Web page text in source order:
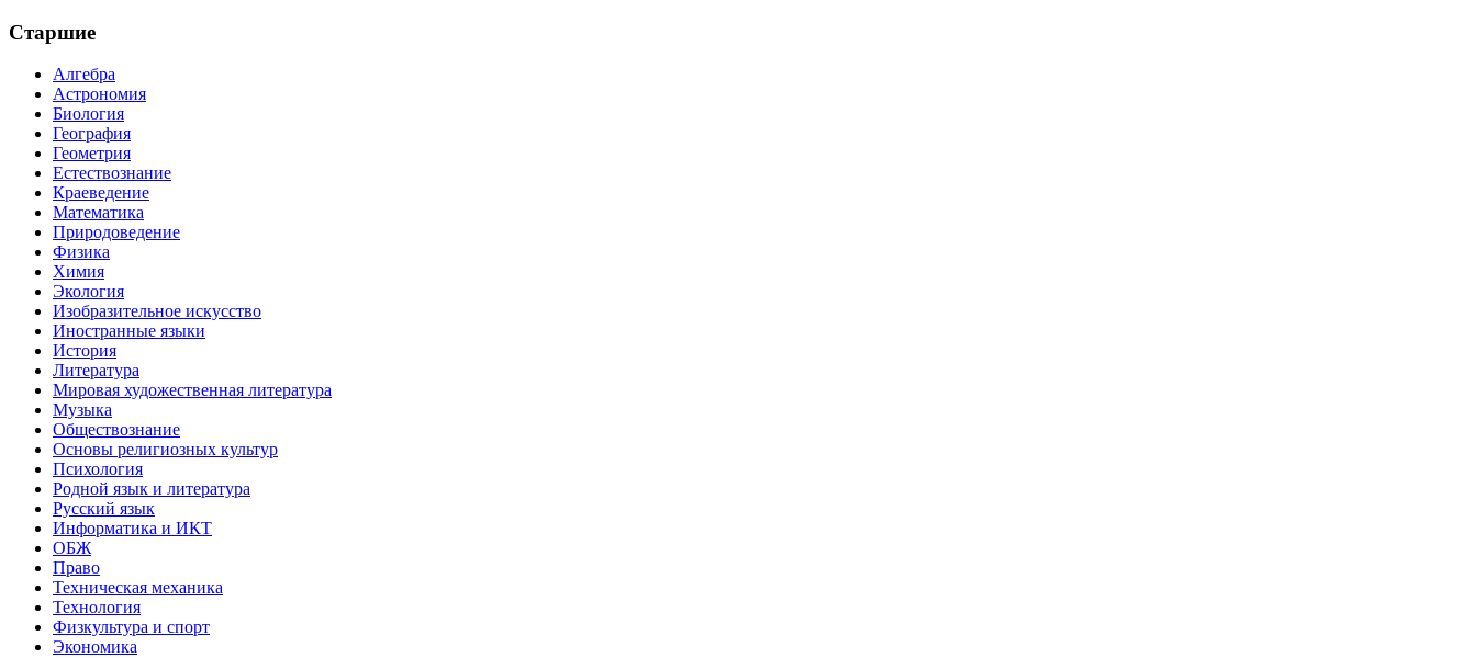
Старшие
Алгебра
Астрономия
Биология
География
Геометрия
Естествознание
Краеведение
Математика
Природоведение
Физика
Химия
Экология
Изобразительное искусство
Иностранные языки
История
Литература
Мировая художественная литература
Музыка
Обществознание
Основы религиозных культур
Психология
Родной язык и литература
Русский язык
Информатика и ИКТ
ОБЖ
Право
Техническая механика
Технология
Физкультура и спорт
Экономика